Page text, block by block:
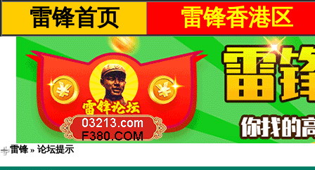
雷锋首页 雷锋香港区
雷锋 » 论坛提示